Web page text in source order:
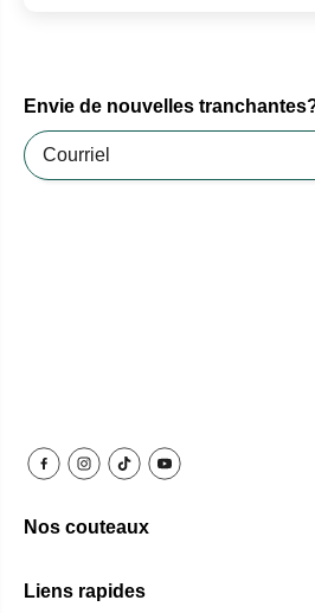
Envie de nouvelles
Nos couteaux
Liens rapides